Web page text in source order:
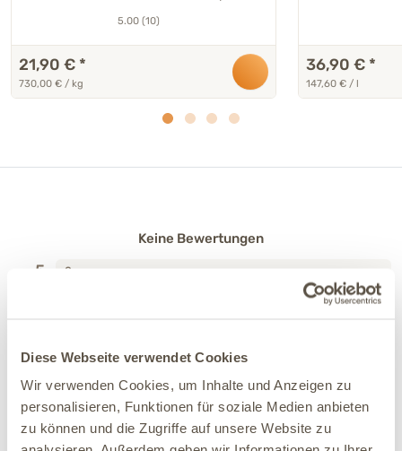
Diese Webseite verwendet Cookies
Wir verwenden Cookies, um Inhalte und Anzeigen zu
personalisieren, Funktionen für soziale Medien anbieten
zu können und die Zugriffe auf unsere Website zu
5.00 (10)
21,90 € *
730,00 € / kg
36,90 € *
147,60 € / l
Keine Bewertungen
5 0
2 0
1 0
Kundenbewertungen